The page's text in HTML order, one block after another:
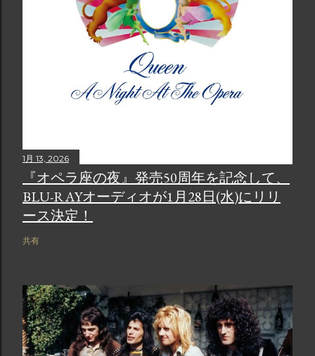
1月 13, 2026
『オペラ座の夜』発売50周年を記念して、
BLU-RAYオーディオが1月28日(水)にリリ
ース決定！
共有